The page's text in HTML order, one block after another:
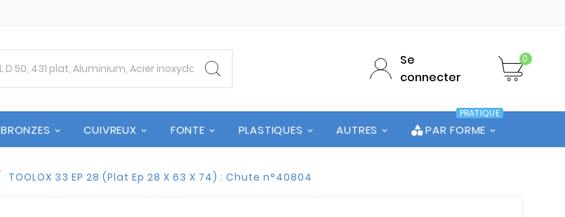
Se
connecter
0
BRONZES CUIVREUX FONTE PLASTIQUES AUTRES PAR FORME
PRATIQUE
TOOLOX 33 EP 28 (Plat Ep 28 X 63 X 74) : Chute n°40804